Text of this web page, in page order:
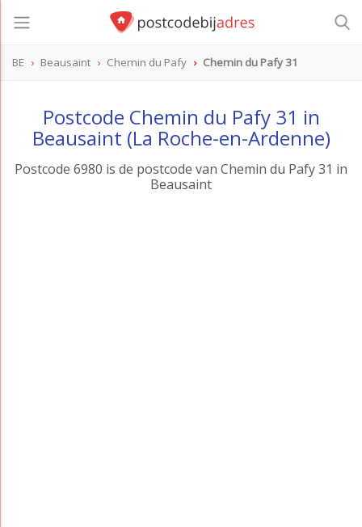
BE Beausaint Chemin du Pafy Chemin du Pafy 31
Postcode Chemin du Pafy 31 in
Beausaint (La Roche-en-Ardenne)
Postcode 6980 is de postcode van Chemin du Pafy 31 in
Beausaint